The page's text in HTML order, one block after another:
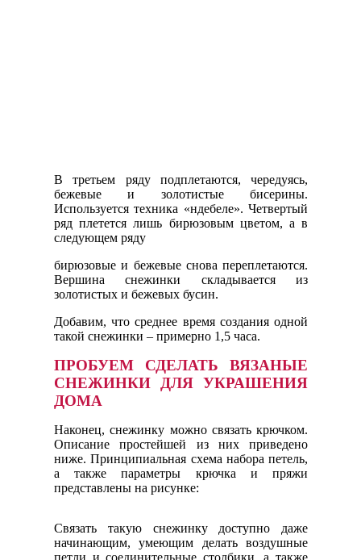
В третьем ряду подплетаются, чередуясь,
бежевые и золотистые бисерины.
Используется техника «ндебеле». Четвертый
ряд плетется лишь бирюзовым цветом, а в
следующем ряду
бирюзовые и бежевые снова переплетаются.
Вершина снежинки складывается из
золотистых и бежевых бусин.
Добавим, что среднее время создания одной
такой снежинки – примерно 1,5 часа.
ПРОБУЕМ СДЕЛАТЬ ВЯЗАНЫЕ
СНЕЖИНКИ ДЛЯ УКРАШЕНИЯ
ДОМА
Наконец, снежинку можно связать крючком.
Описание простейшей из них приведено
ниже. Принципиальная схема набора петель,
а также параметры крючка и пряжи
представлены на рисунке:
Связать такую снежинку доступно даже
начинающим, умеющим делать воздушные